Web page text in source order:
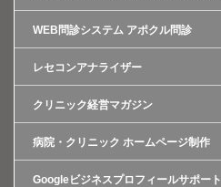
WEB問診システム アポクル問診
レセコンアナライザー
クリニック経営マガジン
病院・クリニック ホームページ制作
Googleビジネスプロフィールサポート